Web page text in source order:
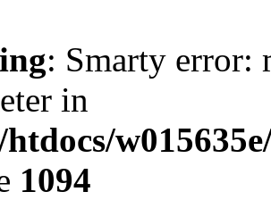
: Smarty error:
in
1094